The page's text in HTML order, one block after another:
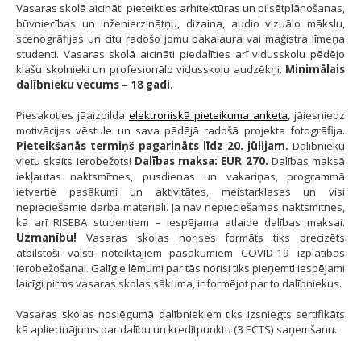
Vasaras skolā aicināti pieteikties arhitektūras un pilsētplānošanas,
būvniecības un inženierzinātņu, dizaina, audio vizuālo mākslu,
scenogrāfijas un citu radošo jomu bakalaura vai maģistra līmeņa
studenti. Vasaras skolā aicināti piedalīties arī vidusskolu pēdējo
klašu skolnieki un profesionālo vidusskolu audzēkņi. Minimālais
dalībnieku vecums – 18 gadi.
Piesakoties jāaizpilda elektroniskā pieteikuma anketa, jāiesniedz
motivācijas vēstule un sava pēdējā radošā projekta fotogrāfija.
Pieteikšanās termiņš pagarināts līdz 20. jūlijam. Dalībnieku
vietu skaits ierobežots! Dalības maksa: EUR 270. Dalības maksā
iekļautas naktsmītnes, pusdienas un vakariņas, programmā
ietvertie pasākumi un aktivitātes, meistarklases un visi
nepieciešamie darba materiāli. Ja nav nepieciešamas naktsmītnes,
kā arī RISEBA studentiem – iespējama atlaide dalības maksai.
Uzmanību! Vasaras skolas norises formāts tiks precizēts
atbilstoši valstī noteiktajiem pasākumiem COVID-19 izplatības
ierobežošanai. Galīgie lēmumi par tās norisi tiks pieņemti iespējami
laicīgi pirms vasaras skolas sākuma, informējot par to dalībniekus.
Vasaras skolas noslēgumā dalībniekiem tiks izsniegts sertifikāts
kā apliecinājums par dalību un kredītpunktu (3 ECTS) saņemšanu.